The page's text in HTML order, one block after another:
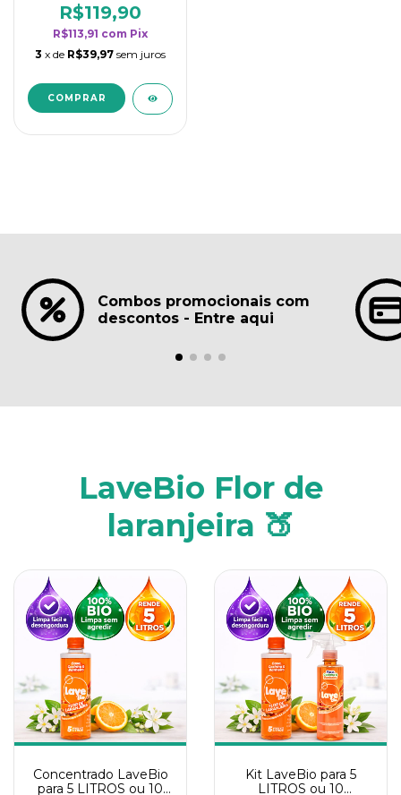
rendimento da
categoria - Lavanda
R$119,90
R$113,91 com Pix
3 x de R$39,97 sem juros
Combos promocionais com
descontos - Entre aqui
LaveBio Flor de
laranjeira 🍑
Concentrado LaveBio
para 5 LITROS ou 10
Kit LaveBio para 5
LITROS ou 10